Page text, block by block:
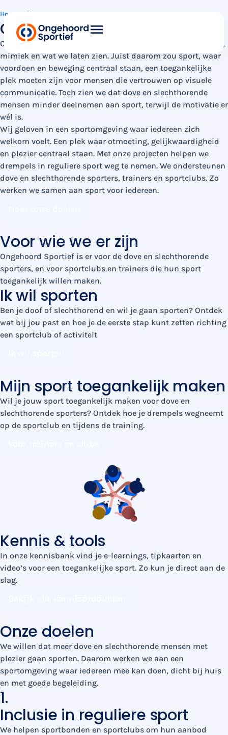
Home Over ons
Over ons
Communicatie is meer dan woorden: het zit ook in gebaren,
mimiek en wat we laten zien. Juist daarom zou sport, waar
voordoen en beweging centraal staan, een toegankelijke
plek moeten zijn voor mensen die vertrouwen op visuele
communicatie. Toch zien we dat dove en slechthorende
mensen minder deelnemen aan sport, terwijl de motivatie er
wél is.
Wij geloven in een sportomgeving waar iedereen zich
welkom voelt. Een plek waar otmoeting, gelijkwaardigheid
en plezier centraal staan. Met onze projecten helpen we
drempels in reguliere sport weg te nemen. We ondersteunen
dove en slechthorende sporters, trainers en sportclubs. Zo
werken we samen aan sport voor iedereen.
Voor wie we er zijn
Ongehoord Sportief is er voor de dove en slechthorende
sporters, en voor sportclubs en trainers die hun sport
toegankelijk willen maken.
Ik wil sporten
Ben je doof of slechthorend en wil je gaan sporten? Ontdek
wat bij jou past en hoe je de eerste stap kunt zetten richting
een sportclub of activiteit
Mijn sport toegankelijk maken
Wil je jouw sport toegankelijk maken voor dove en
slechthorende sporters? Ontdek hoe je drempels wegneemt
op de sportclub en tijdens de training.
Kennis & tools
In onze kennisbank vind je e-learnings, tipkaarten en
video’s voor een toegankelijke sport. Zo kun je direct aan de
slag.
Onze doelen
We willen dat meer dove en slechthorende mensen met
plezier gaan sporten. Daarom werken we aan een
sportomgeving waar iedereen mee kan doen, dicht bij huis
en met goede begeleiding.
1.
Inclusie in reguliere sport
We helpen sportbonden en sportclubs om hun aanbod